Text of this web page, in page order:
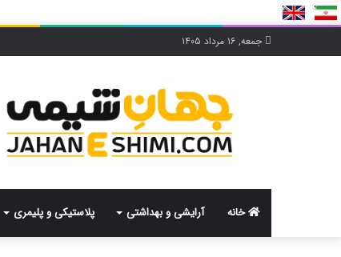
جمعه, ۱۶ مرداد ۱۴۰۵
خانه آرایشی و بهداشتی پلاستیکی و پلیمری